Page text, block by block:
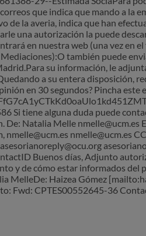
que indica que mando a la
de la averia, indica que han
una autorización la puede
en nuestra web (una vez en
también puede
su información, le
a su entera disposición,
en 30 segundos? Pincha este
Si tiene alguna duda puede
De: Natalia Melle nmelle@ucm.es
nmelle@ucm.es nmelle@ucm.es
Buenos días, Adjunto
y de cómo estar informados del
MelleDe: Haizea Gómez
Fwd: CPTES00552645-36